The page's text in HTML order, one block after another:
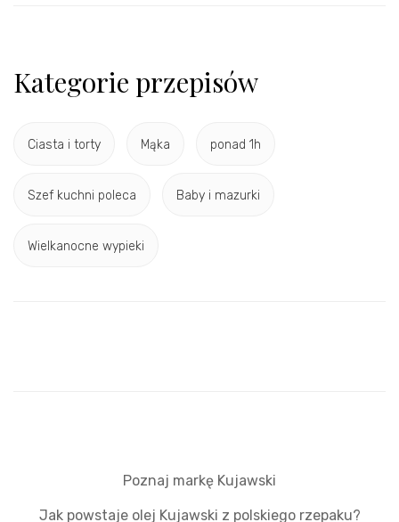
Kategorie przepisów
Ciasta i torty Mąka ponad 1h
Szef kuchni poleca Baby i mazurki
Wielkanocne wypieki
Poznaj markę Kujawski
Jak powstaje olej Kujawski z polskiego rzepaku?